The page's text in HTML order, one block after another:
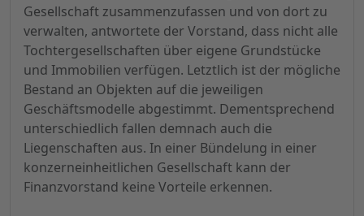
Gesellschaft zusammenzufassen und von dort zu
verwalten, antwortete der Vorstand, dass nicht alle
Tochtergesellschaften über eigene Grundstücke
und Immobilien verfügen. Letztlich ist der mögliche
Bestand an Objekten auf die jeweiligen
Geschäftsmodelle abgestimmt. Dementsprechend
unterschiedlich fallen demnach auch die
Liegenschaften aus. In einer Bündelung in einer
konzerneinheitlichen Gesellschaft kann der
Finanzvorstand keine Vorteile erkennen.